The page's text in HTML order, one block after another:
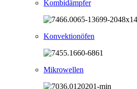
Kombidämpfer
Konvektionöfen
Mikrowellen